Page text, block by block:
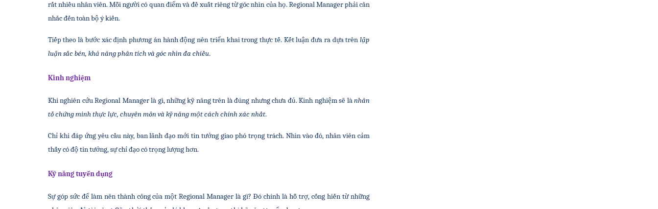
rất nhiều nhân viên. Mỗi người có quan điểm và đề xuất riêng từ góc nhìn của họ. Regional Manager phải cân
nhắc đến toàn bộ ý kiến.
Tiếp theo là bước xác định phương án hành động nên triển khai trong thực tế. Kết luận đưa ra dựa trên lập
luận sắc bén, khả năng phân tích và góc nhìn đa chiều.
Kinh nghiệm
Khi nghiên cứu Regional Manager là gì, những kỹ năng trên là đúng nhưng chưa đủ. Kinh nghiệm sẽ là nhân
tố chứng minh thực lực, chuyên môn và kỹ năng một cách chính xác nhất.
Chỉ khi đáp ứng yêu cầu này, ban lãnh đạo mới tin tưởng giao phó trọng trách. Nhìn vào đó, nhân viên cảm
thấy có độ tin tưởng, sự chỉ đạo có trọng lượng hơn.
Kỹ năng tuyển dụng
Sự góp sức để làm nên thành công của một Regional Manager là gì? Đó chính là hỗ trợ, cống hiến từ những